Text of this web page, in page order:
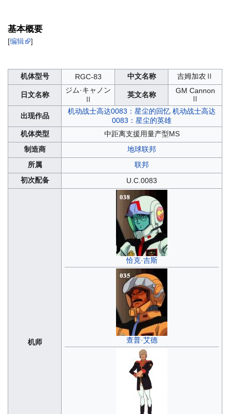
基本概要
[编辑 ]
机体型号 RGC-83 中文名称 吉姆加农Ⅱ
日文名称
ジム·キャノン
Ⅱ
英文名称
GM Cannon
Ⅱ
出现作品
机动战士高达0083：星尘的回忆 机动战士高达
0083：星尘的英雄
机体类型
中距离支援用量产型MS
制造商
地球联邦
所属
联邦
初次配备
U.C.0083
机师
恰克·吉斯
查普·艾德